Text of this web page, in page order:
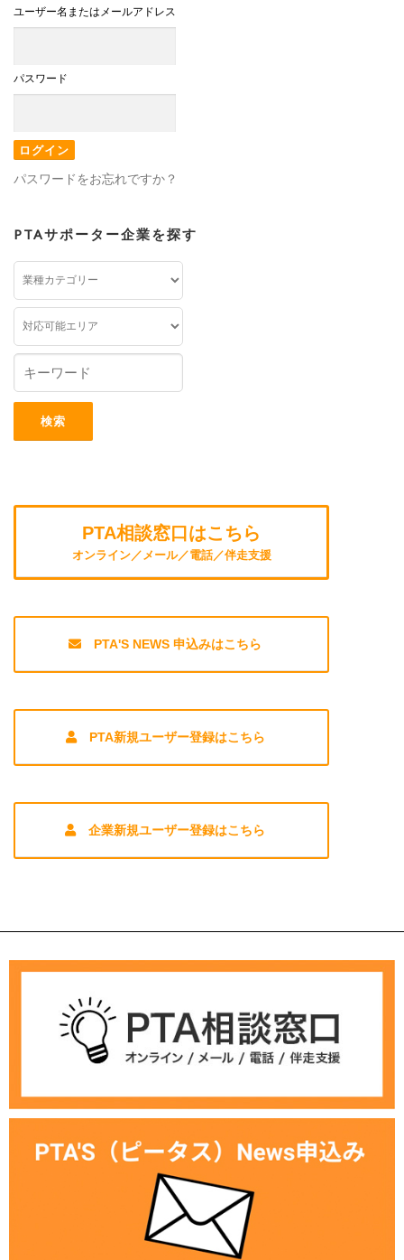
ユーザー名またはメールアドレス
パスワード
パスワードをお忘れですか？
PTAサポーター企業を探す
PTA相談窓口はこちら
オンライン／メール／電話／伴走支援
PTA'S NEWS 申込みはこちら
PTA新規ユーザー登録はこちら
企業新規ユーザー登録はこちら